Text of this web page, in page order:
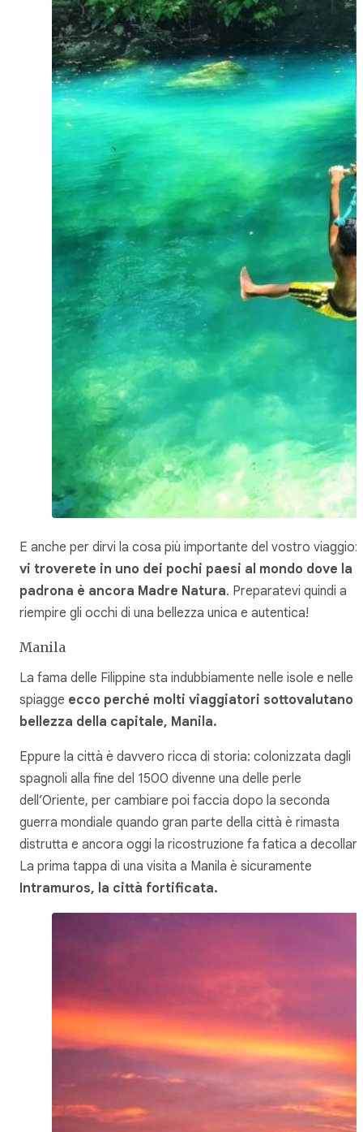
E anche per dirvi la cosa più importante del vostro viaggio:
vi troverete in uno dei pochi paesi al mondo dove la
padrona è ancora Madre Natura. Preparatevi quindi a
riempire gli occhi di una bellezza unica e autentica!
Manila
La fama delle Filippine sta indubbiamente nelle isole e nelle
spiagge ecco perché molti viaggiatori sottovalutano
bellezza della capitale, Manila.
Eppure la città è davvero ricca di storia: colonizzata dagli
spagnoli alla fine del 1500 divenne una delle perle
dell’Oriente, per cambiare poi faccia dopo la seconda
guerra mondiale quando gran parte della città è rimasta
distrutta e ancora oggi la ricostruzione fa fatica a
La prima tappa di una visita a Manila è sicuramente
Intramuros, la città fortificata.